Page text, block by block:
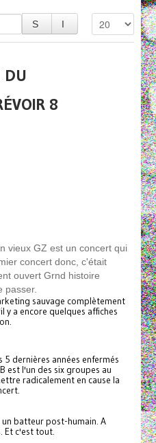
DU
8
vieux GZ est un concert qui
concert donc, c'était
ouvert Grnd histoire
passer.
sauvage complètement
y a encore quelques affiches
5 dernières années enfermés
est l'un des six groupes au
radicalement en cause la
batteur post-humain. A
Et c'est tout.